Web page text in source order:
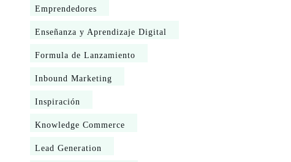
Emprendedores
Enseñanza y Aprendizaje Digital
Formula de Lanzamiento
Inbound Marketing
Inspiración
Knowledge Commerce
Lead Generation